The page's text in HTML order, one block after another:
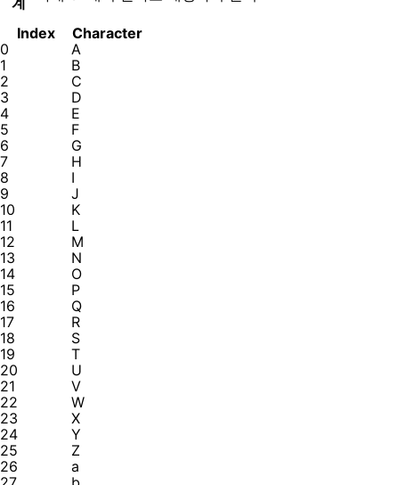
Index
Character
0
A
1
B
2
C
3
D
4
E
5
F
6
G
7
H
8
I
9
J
10
K
11
L
12
M
13
N
14
O
15
P
16
Q
17
R
18
S
19
T
20
U
21
V
22
W
23
X
24
Y
25
Z
26
a